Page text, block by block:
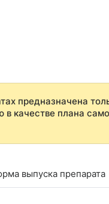
предназначена
в качестве плана
выпуска препарата